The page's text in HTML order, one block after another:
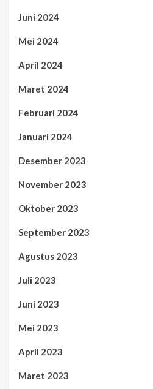
Juni 2024
Mei 2024
April 2024
Maret 2024
Februari 2024
Januari 2024
Desember 2023
November 2023
Oktober 2023
September 2023
Agustus 2023
Juli 2023
Juni 2023
Mei 2023
April 2023
Maret 2023